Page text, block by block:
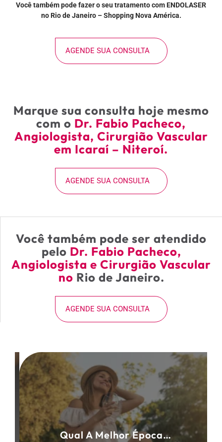
Você também pode fazer o seu tratamento com ENDOLASER
no Rio de Janeiro – Shopping Nova América.
AGENDE SUA CONSULTA
Marque sua consulta hoje mesmo
com o Dr. Fabio Pacheco,
Angiologista, Cirurgião Vascular
em Icaraí – Niteroí.
AGENDE SUA CONSULTA
Você também pode ser atendido
pelo Dr. Fabio Pacheco,
Angiologista e Cirurgião Vascular
no Rio de Janeiro.
AGENDE SUA CONSULTA
Qual A Melhor Época…